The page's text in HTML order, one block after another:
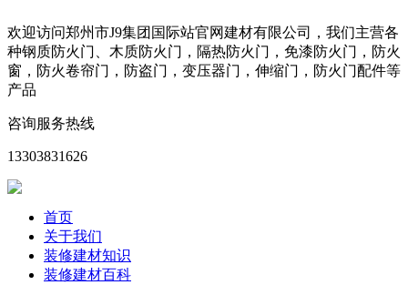
欢迎访问郑州市J9集团国际站官网建材有限公司，我们主营各
种钢质防火门、木质防火门，隔热防火门，免漆防火门，防火
窗，防火卷帘门，防盗门，变压器门，伸缩门，防火门配件等
产品
咨询服务热线
13303831626
首页
关于我们
装修建材知识
装修建材百科